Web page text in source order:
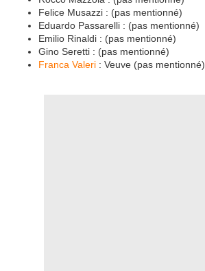
Felice Musazzi : (pas mentionné)
Eduardo Passarelli : (pas mentionné)
Emilio Rinaldi : (pas mentionné)
Gino Seretti : (pas mentionné)
Franca Valeri : Veuve (pas mentionné)